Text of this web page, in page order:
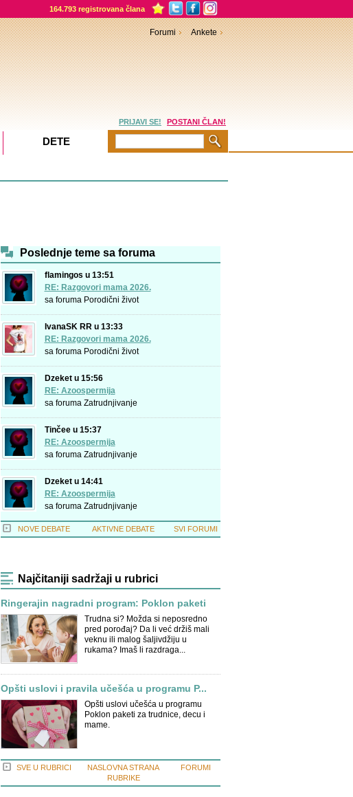
164.793 registrovana člana
Poslednje teme sa foruma
flamingos u 13:51
RE: Razgovori mama 2026.
sa foruma Porodični život
IvanaSK RR u 13:33
RE: Razgovori mama 2026.
sa foruma Porodični život
Dzeket u 15:56
RE: Azoospermija
sa foruma Zatrudnjivanje
Tinčee u 15:37
RE: Azoospermija
sa foruma Zatrudnjivanje
Dzeket u 14:41
RE: Azoospermija
sa foruma Zatrudnjivanje
NOVE DEBATE AKTIVNE DEBATE SVI FORUMI
Najčitaniji sadržaji u rubrici
Ringerajin nagradni program: Poklon paketi
Trudna si? Možda si neposredno
pred porođaj? Da li već držiš mali
veknu ili malog šaljivdžiju u
rukama? Imaš li razdraga...
Opšti uslovi i pravila učešća u programu P...
Opšti uslovi učešća u programu
Poklon paketi za trudnice, decu i
mame.
SVE U RUBRICI
NASLOVNA STRANA
RUBRIKE
FORUMI
Forumi Ankete
PRIJAVI SE! POSTANI ČLAN!
DETE